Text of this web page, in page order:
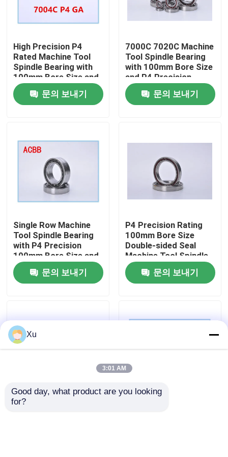
우리에 대하여
공장 여행
연락주세요
공세 앵귤러 콘택트 볼 베어링
High Precision P4
Rated Machine Tool
Spindle Bearing with
100mm Bore Size and
1000RPM-60000RPM
Speed 문의 보내기
7000C 7020C Machine
Tool Spindle Bearing
with 100mm Bore Size
and P4 Precision
Rating for High
Performance
문의 보내기
Single Row Machine
Tool Spindle Bearing
with P4 Precision
100mm Bore Size and
Intermediate Preload
문의 보내기
P4 Precision Rating
100mm Bore Size
Double-sided Seal
Machine Tool Spindle
Bearing Angular
Contact Ball Bearing
문의 보내기
100mm Bore Size
Xu
3:01 AM
Good day, what product are you looking
for?